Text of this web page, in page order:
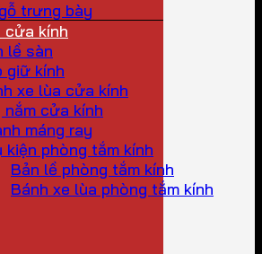
trưng bày
cửa kính
lề sàn
giữ kính
xe lùa cửa kính
nắm cửa kính
máng ray
kiện phòng tắm kính
Bản lề phòng tắm kính
Bánh xe lùa phòng tắm kính